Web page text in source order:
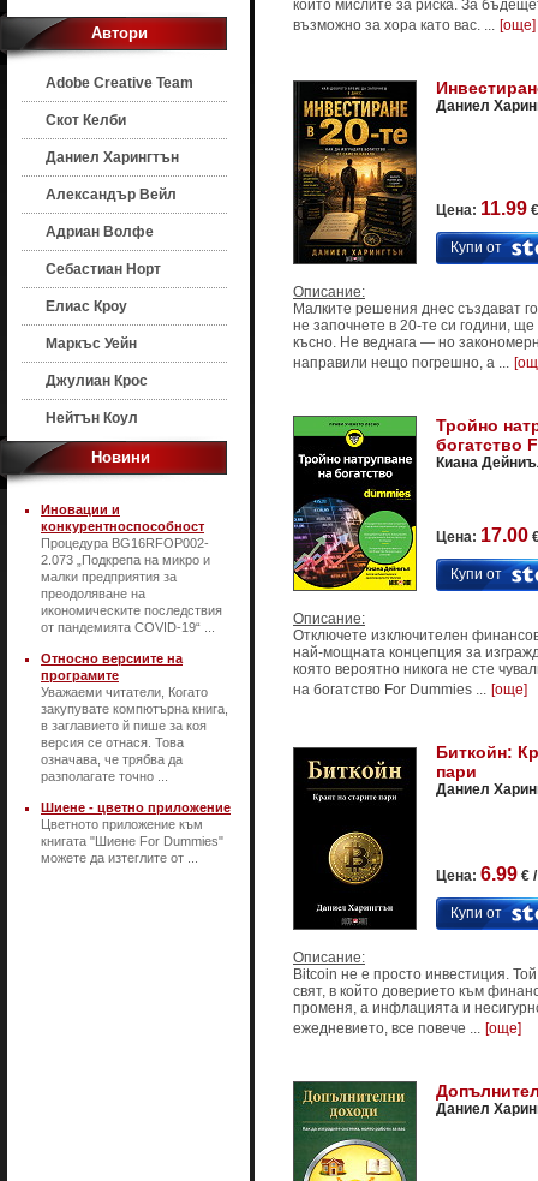
Автори
Adobe Creative Team
Скот Келби
Даниел Харингтън
Александър Вейл
Адриан Волфе
Себастиан Норт
Елиас Кроу
Маркъс Уейн
Джулиан Крос
Нейтън Коул
Новини
Иновации и
конкурентноспособност
Процедура BG16RFOP002-
2.073 „Подкрепа на микро и
малки предприятия за
преодоляване на
икономическите последствия
от пандемията COVID-19“ ...
Относно версиите на
програмите
Уважаеми читатели, Когато
закупувате компютърна книга,
в заглавието й пише за коя
версия се отнася. Това
означава, че трябва да
разполагате точно ...
Шиене - цветно приложение
Цветното приложение към
книгата "Шиене For Dummies"
можете да изтеглите от ...
който мислите за риска. За
възможно за хора като вас. ... [още]
Даниел
Цена: 11.99
Купи от
Описание:
Малките решения днес създават
не започнете в 20-те си години,
късно. Не веднага — но
направили нещо погрешно, а ...
Тройно
богатство
Киана
Цена: 17.00
Купи от
Описание:
Отключете изключителен
най-мощната концепция за
която вероятно никога не сте
на богатство For Dummies ... [още]
Биткойн:
пари
Даниел
Цена: 6.99 €
Купи от
Описание:
Bitcoin не е просто инвестиция.
свят, в който доверието към
променя, а инфлацията и
ежедневието, все повече ... [още]
Даниел